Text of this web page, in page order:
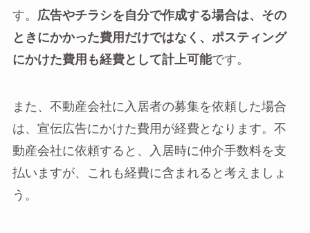
す。
広告やチラシを自分で作成する場合は、その
ときにかかった費用だけではなく、ポスティング
にかけた費用も経費として計上可能です。
また、不動産会社に入居者の募集を依頼した場合
は、宣伝広告にかけた費用が経費となります。不
動産会社に依頼すると、入居時に仲介手数料を支
払いますが、これも経費に含まれると考えましょ
う。